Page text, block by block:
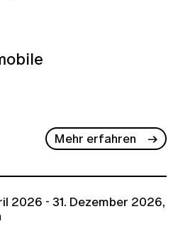
Mehr erfahren
2026 - 31. Dezember 2026,